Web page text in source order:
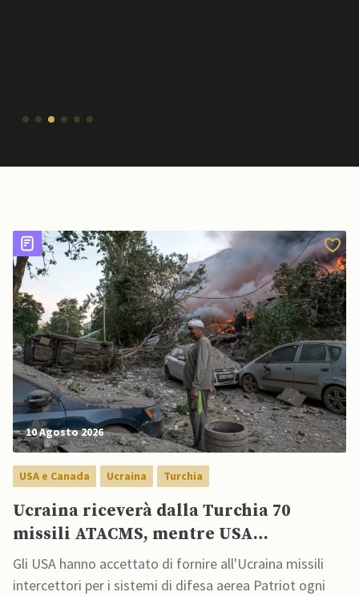
10 Agosto 2026
USA e Canada Ucraina Turchia
Ucraina riceverà dalla Turchia 70
missili ATACMS, mentre USA
concordano consegne mensili di Patriot
Gli USA hanno accettato di fornire all'Ucraina missili
intercettori per i sistemi di difesa aerea Patriot ogni